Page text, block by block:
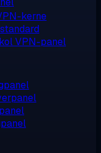
kerne
VPN-panel